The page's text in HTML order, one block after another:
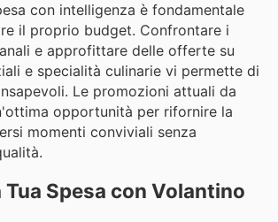
con intelligenza è fondamentale
il proprio budget. Confrontare i
e approfittare delle offerte su
e specialità culinarie vi permette di
Le promozioni attuali da
opportunità per rifornire la
momenti conviviali senza
Spesa con Volantino